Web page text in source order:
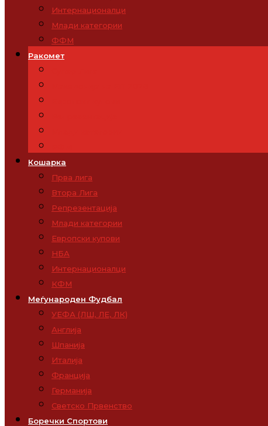
Интернационалци
Млади категории
ФФМ
Ракомет
Кошарка
Прва лига
Втора Лига
Репрезентација
Млади категории
Европски купови
НБА
Интернационалци
КФМ
Меѓународен Фудбал
УЕФА (ЛШ, ЛЕ, ЛК)
Англија
Шпанија
Италија
Франција
Германија
Светско Првенство
Боречки Спортови